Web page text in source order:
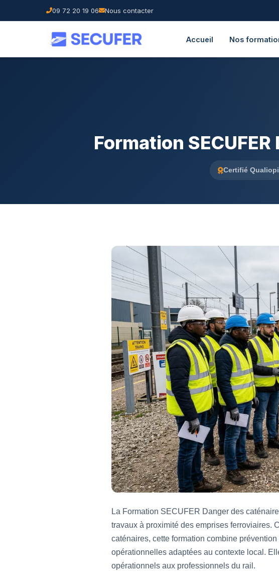
09 72 20 19 06 Nous contacter
Accueil Nos
Formation
Certifié Qualiopi
La Formation SECUFER Danger des
travaux à proximité des emprises ferroviaires.
caténaires, cette formation combine
opérationnelles adaptées au contexte local.
opérationnels aux professionnels du rail.